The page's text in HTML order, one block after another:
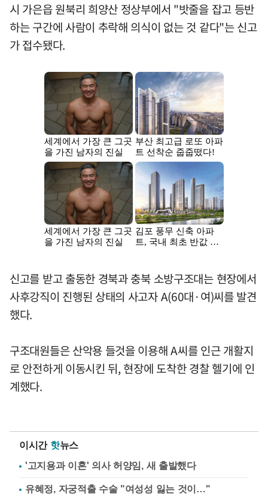
시 가은읍 원북리 희양산 정상부에서 "밧줄을 잡고 등반
하는 구간에 사람이 추락해 의식이 없는 것 같다"는 신고
가 접수됐다.
신고를 받고 출동한 경북과 충북 소방구조대는 현장에서
사후강직이 진행된 상태의 사고자 A(60대·여)씨를 발견
했다.
구조대원들은 산악용 들것을 이용해 A씨를 인근 개활지
로 안전하게 이동시킨 뒤, 현장에 도착한 경찰 헬기에 인
계했다.
이시간 핫뉴스
'고지용과 이혼' 의사 허양임, 새 출발했다
유혜정, 자궁적출 수술 "여성성 잃는 것이…"